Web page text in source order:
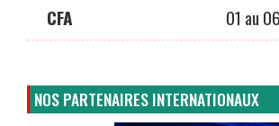
CFA
01 au
NOS PARTENAIRES INTERNATIONAUX